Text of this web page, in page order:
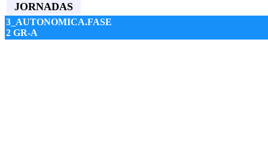
JORNADAS
3_AUTONOMICA.FASE
2 GR-A